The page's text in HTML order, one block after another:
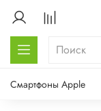
Смартфоны Apple